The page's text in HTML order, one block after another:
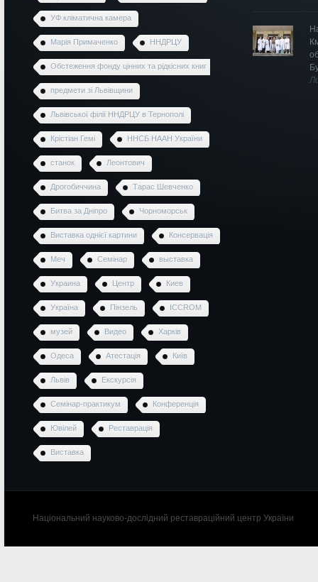
УФ кліматична камера
Марія Примаченко ННДРЦУ
Обстеження фонду цінних та рідкісних книг
предмети зі Львівщини
Львівської філії ННДРЦУ в Тернополі
Крістіан Гемі ННСБ НААН України
станок Леонтович
Дрогобиччина Тарас Шевченко
Битва за Дніпро Чорноморськ
Виставка однієї картини Консервація
Меч Семінар выставка
Украина Центр Киев
Україна Пінзель ICCROM
музей Видео Харків
Одеса Атестація Київ
Львів Екскурсія
Семінар-практикум Конференція
Ювілей Реставрація
Виставка
Національний науково-дослідний реставраційний центр України